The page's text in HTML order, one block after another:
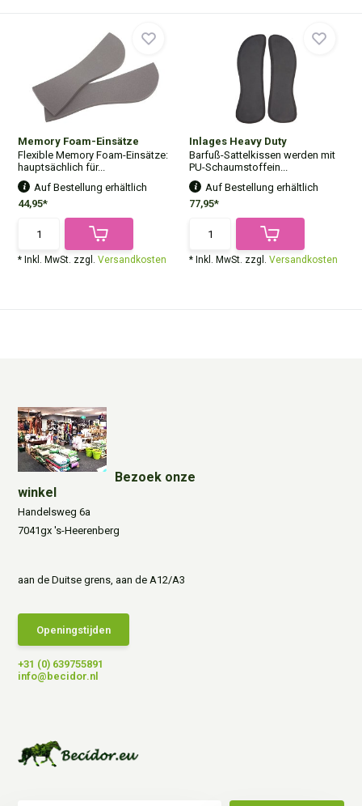
Memory Foam-Einsätze
Flexible Memory Foam-Einsätze:
hauptsächlich für...
Auf Bestellung erhältlich
44,95*
* Inkl. MwSt. zzgl.Versandkosten
Inlages Heavy Duty
Barfuß-Sattelkissen werden mit
PU-Schaumstoffein...
Auf Bestellung erhältlich
77,95*
* Inkl. MwSt. zzgl. Versandkosten
Bezoek onze
winkel
Handelsweg 6a
7041gx 's-Heerenberg
aan de Duitse grens, aan de A12/A3
Openingstijden
+31 (0) 639755891
info@becidor.nl